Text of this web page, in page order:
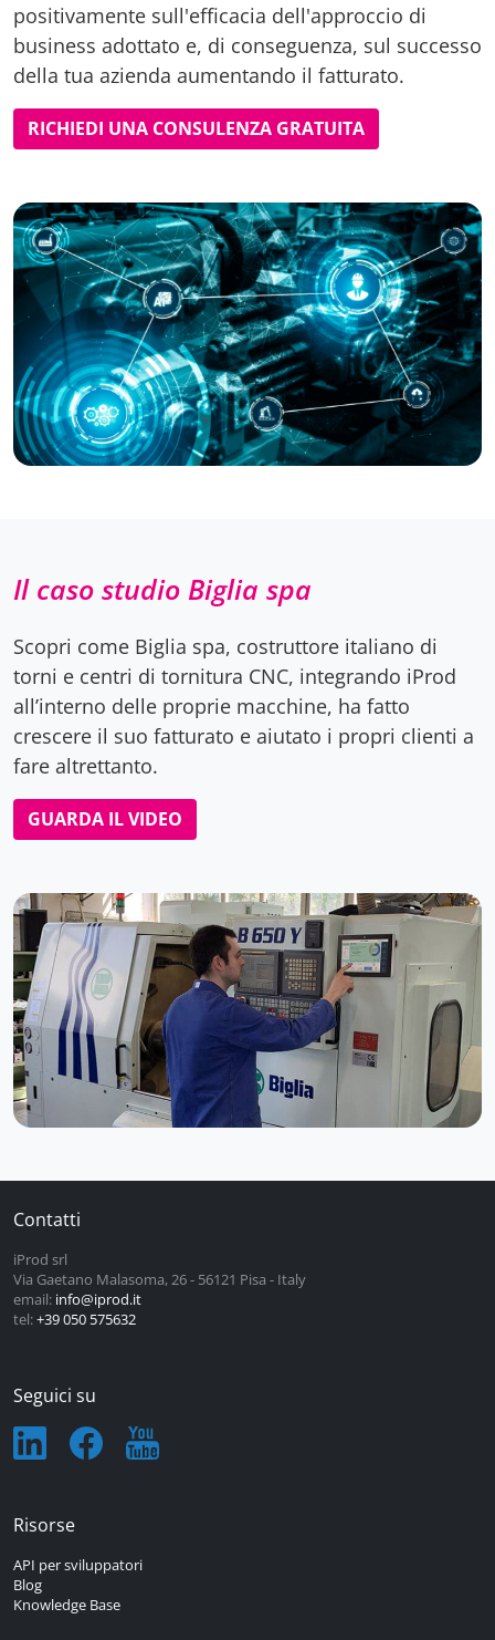
positivamente sull'efficacia dell'approccio di
business adottato e, di conseguenza, sul successo
della tua azienda aumentando il fatturato.
RICHIEDI UNA CONSULENZA GRATUITA
Il caso studio Biglia spa
Scopri come Biglia spa, costruttore italiano di
torni e centri di tornitura CNC, integrando iProd
all’interno delle proprie macchine, ha fatto
crescere il suo fatturato e aiutato i propri clienti a
fare altrettanto.
GUARDA IL VIDEO
Contatti
iProd srl
Via Gaetano Malasoma, 26 - 56121 Pisa - Italy
email: info@iprod.it
tel:+39 050 575632
Seguici su
Risorse
API per sviluppatori
Blog
Knowledge Base